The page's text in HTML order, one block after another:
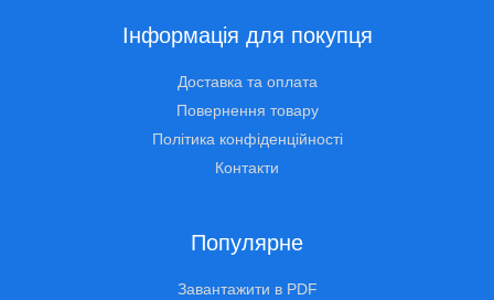
Інформація для покупця
Доставка та оплата
Повернення товару
Політика конфіденційності
Контакти
Популярне
Завантажити в PDF